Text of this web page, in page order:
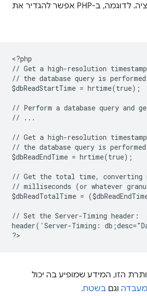
העורף של האפליקציה. לדוגמה, ב-PHP אפשר להגדיר את
<?php
// Get a high-resolution
// the database query is
$dbReadStartTime =
// Perform a database query
// ...
// Get a high-resolution
// the database query is
$dbReadEndTime = hrtime(true);
// Get the total time, converting
// milliseconds (or whatever
$dbReadTotalTime =
// Set the Server-Timing header:
header('Server-Timing:
הזו, המידע שמופיע בה יכול
וגםבשטח.